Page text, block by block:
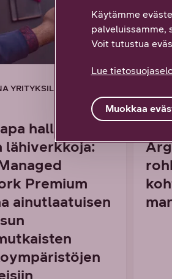
YRITYKSILLE
hallinnoida
lähiverkkoja:
Premium
ainutlaatuisen
Käytämme
palveluissamme,
Voit tutustua
Lue
Muokkaa